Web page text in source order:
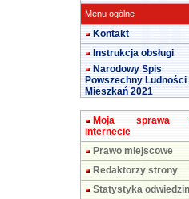
Menu ogólne
Kontakt
Instrukcja obsługi
Narodowy Spis
Powszechny Ludności
Mieszkań 2021
Moja sprawa
internecie
Prawo miejscowe
Redaktorzy strony
Statystyka odwiedzin